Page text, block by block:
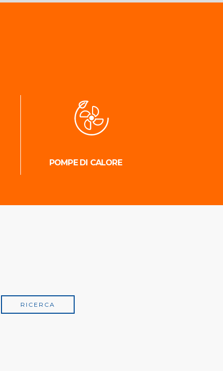
POMPE DI CALORE